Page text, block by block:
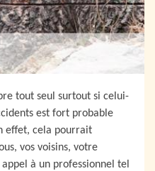
tout seul surtout si celui-
est fort probable
effet, cela pourrait
vos voisins, votre
à un professionnel tel